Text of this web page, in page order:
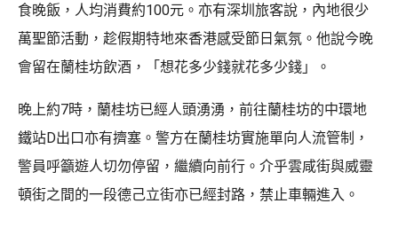
食晚飯，人均消費約100元。亦有深圳旅客說，內地很少
萬聖節活動，趁假期特地來香港感受節日氣氛。他說今晚
會留在蘭桂坊飲酒，「想花多少錢就花多少錢」。
晚上約7時，蘭桂坊已經人頭湧湧，前往蘭桂坊的中環地
鐵站D出口亦有擠塞。警方在蘭桂坊實施單向人流管制，
警員呼籲遊人切勿停留，繼續向前行。介乎雲咸街與威靈
頓街之間的一段德己立街亦已經封路，禁止車輛進入。